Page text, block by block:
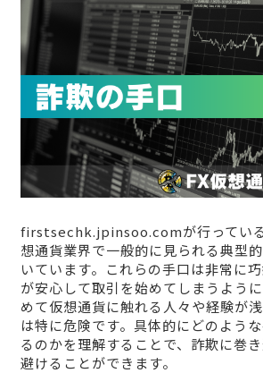
firstsechk.jpinsoo.comが行ってい
想通貨業界で一般的に見られる典型
いています。これらの手口は非常に
が安心して取引を始めてしまうよう
めて仮想通貨に触れる人々や経験が
は特に危険です。具体的にどのよう
るのかを理解することで、詐欺に巻
避けることができます。